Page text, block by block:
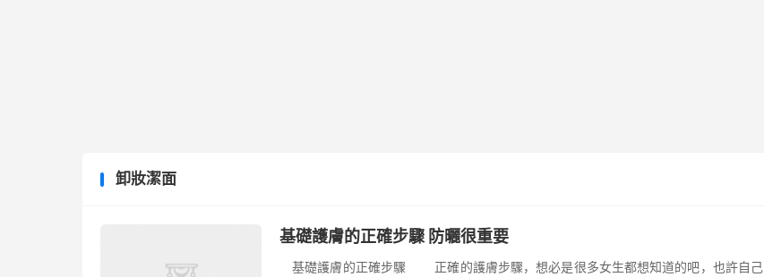
卸妝潔面
基礎護膚的正確步驟 防曬很重要
基礎護膚的正確步驟 正確的護膚步驟，想必是很多女生都想知道的吧，也許自己